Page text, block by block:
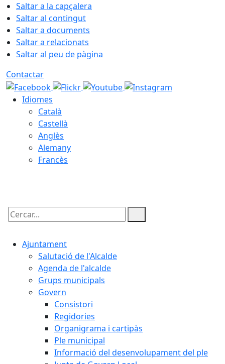
Saltar a la capçalera
Saltar al contingut
Saltar a documents
Saltar a relacionats
Saltar al peu de pàgina
Contactar
Idiomes
Català
Castellà
Anglès
Alemany
Francès
Cercar:
Ajuntament
Salutació de l'Alcalde
Agenda de l'alcalde
Grups municipals
Govern
Consistori
Regidories
Organigrama i cartipàs
Ple municipal
Informació del desenvolupament del ple